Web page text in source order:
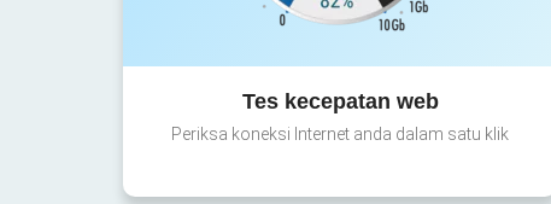
Tes kecepatan web
Periksa koneksi Internet anda dalam satu klik